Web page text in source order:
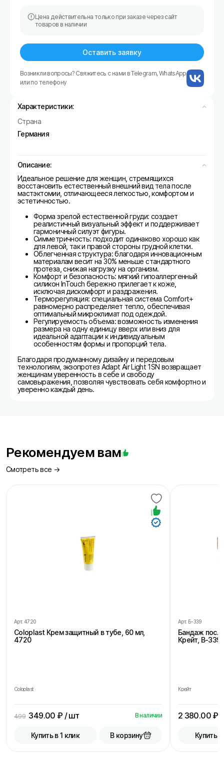
Цена действительна только при заказе через сайт
товаров в наличии
Оставить заявку
Возникли вопросы? Свяжитесь с нами в Telegram, WhatsApp
или по телефону
Характеристики:
Страна
Германия
Описание:
Идеальное решение для женщин, стремящихся
восстановить естественный внешний вид тела после
мастэктомии, отличающееся легкостью, комфортом и
эстетичностью.
Форма зрелой естественной груди: создает
реалистичный визуальный эффект и поддерживает
гармоничный силуэт фигуры.
Симметричность: подходит одинаково хорошо как
для левой, так и правой стороны грудной клетки.
Облегченная структура:благодаря инновационным
материалам весит на 30% меньше стандартного
протеза, снижая нагрузку на организм.
Комфорт и безопасность: мягкий гипоаллергенный
силикон InTouch бережно прилегает к коже,
исключая дискомфорт и раздражения.
Терморегуляция: специальная система Comfort+
равномерно распределяет тепло, обеспечивая
оптимальный микроклимат под одеждой.
Регулируемость объема:возможность изменения
размера на одну единицу вверх или вниз для
идеальной адаптации к индивидуальным
особенностям формы и пропорций тела.
Благодаря продуманному дизайну и передовым
технологиям, экзопротез Adapt Air Light 1SN возвращает
женщинам уверенность в себе и свободу
самовыражения, позволяя чувствовать себя комфортно и
уверенно каждый день.
Рекомендуем вам
Смотреть все →
Арт. 4720
Coloplast Крем защитный в тубе, 60 мл,
4720
Coloplast
499 349.00 ₽ / шт В наличии
Купить в 1 клик В корзину
Арт. Б-339
Бандаж
Крейт, В-
Крейт
2 380.00₽ /
Купить в